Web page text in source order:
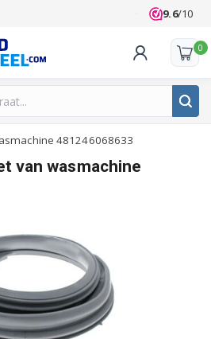
Klanten
9.6/10
0
481246068633
van wasmachine